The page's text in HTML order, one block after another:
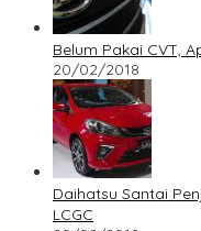
Belum Pakai CVT,
20/02/2018
Daihatsu Santai
LCGC